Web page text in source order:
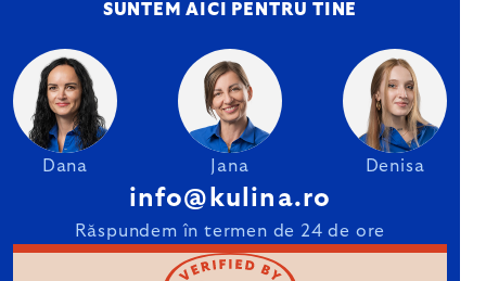
SUNTEM AICI PENTRU TINE
Dana Jana Denisa
info@kulina.ro
Răspundem în termen de 24 de ore